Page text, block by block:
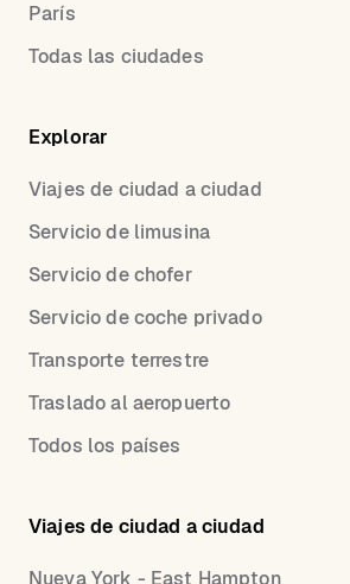
París
Todas las ciudades
Explorar
Viajes de ciudad a ciudad
Servicio de limusina
Servicio de chofer
Servicio de coche privado
Transporte terrestre
Traslado al aeropuerto
Todos los países
Viajes de ciudad a ciudad
Nueva York - East Hampton